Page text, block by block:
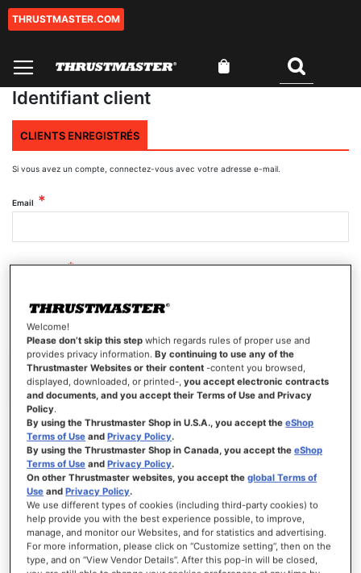
Aller
THRUSTMASTER.COM
Identifiant client
CLIENTS ENREGISTRÉS
Si vous avez un compte, connectez-vous avec votre adresse e-mail.
Email
Afficher le mot de passe
SE CONNECTER
Mot de passe oublié ?
NOUVEAUX CLIENTS
Welcome!
Please don’t skip this step which regards rules of proper use and
provides privacy information.By continuing to use any of the
Thrustmaster Websites or their content -content you browsed,
displayed, downloaded, or printed-,you accept electronic contracts
and documents, and you accept their Terms of Use and Privacy
Policy.
By using the Thrustmaster Shop in U.S.A., you accept theeShop
Terms of Use andPrivacy Policy.
By using the Thrustmaster Shop in Canada, you accept theeShop
Terms of Use andPrivacy Policy.
On other Thrustmaster websites, you accept theglobal Terms of
Use andPrivacy Policy.
We use different types of cookies (including third-party cookies) to
help provide you with the best experience possible, to improve,
manage, and monitor our Websites, and for statistics and advertising.
For more information, please click on “Customize setting”, then on the
type, and on “View Vendor Details”. After this pop-in will be closed,